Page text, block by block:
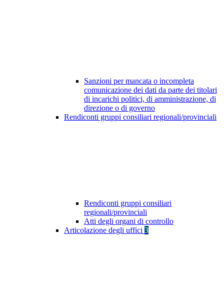
Sanzioni per mancata o incompleta
comunicazione dei dati da parte dei titolari
di incarichi politici, di amministrazione, di
direzione o di governo
Rendiconti gruppi consiliari regionali/provinciali
Rendiconti gruppi consiliari
regionali/provinciali
Atti degli organi di controllo
Articolazione degli uffici 3